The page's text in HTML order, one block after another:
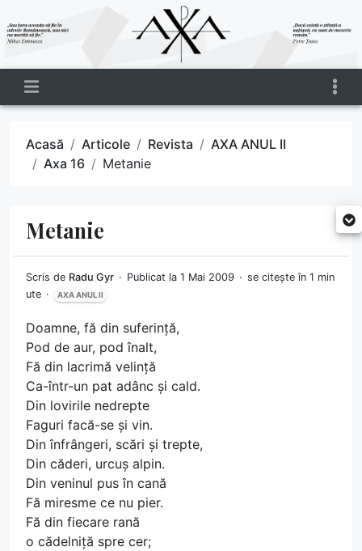
Acasă Articole Revista
AXA ANUL II
Axa 16
Metanie
Metanie
Scris de Radu Gyr Publicat la 1 Mai 2009
se citește în 1 min
ute
AXA ANUL II
Doamne, fă din suferință,
Pod de aur, pod înalt,
Fă din lacrimă velință
Ca-într-un pat adânc și cald.
Din lovirile nedrepte
Faguri facă-se și vin.
Din înfrângeri, scări și trepte,
Din căderi, urcuș alpin.
Din veninul pus în cană
Fă miresme ce nu pier.
Fă din fiecare rană
o cădelniță spre cer;